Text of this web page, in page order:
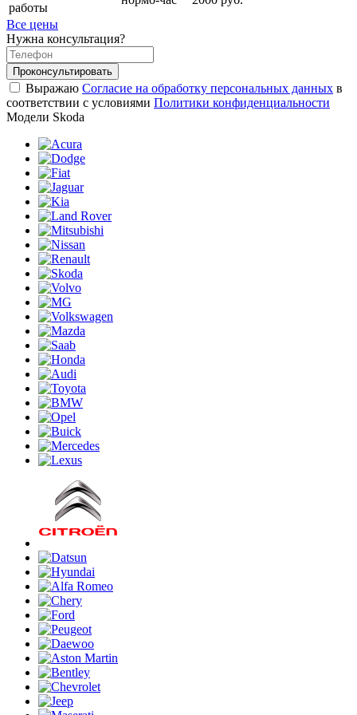
работы
Все цены
Нужна консультация?
Проконсультировать
Выражаю Согласие на обработку персональных данных в
соответствии с условиями Политики конфиденциальности
Модели Skoda